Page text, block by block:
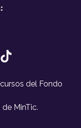
del Fondo
MinTic.